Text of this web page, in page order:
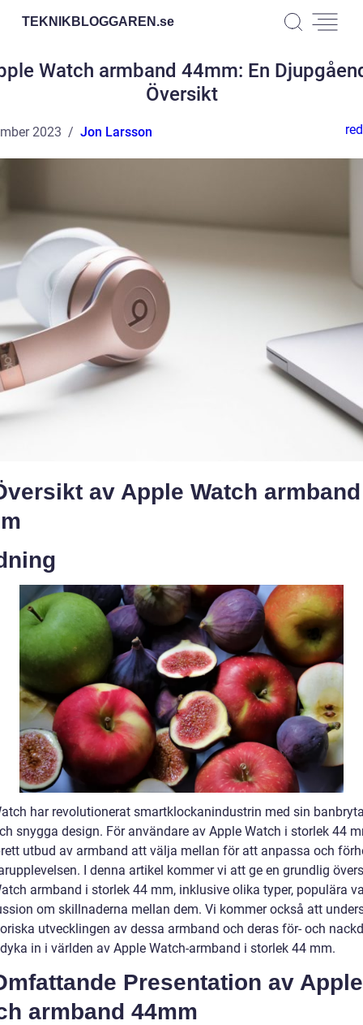
TEKNIKBLOGGAREN.se
Watch armband 44mm: En
Översikt
2023 Jon Larsson
av Apple Watch armband
har revolutionerat smartklockanindustrin med sin
snygga design. För användare av Apple Watch i storlek 44
utbud av armband att välja mellan för att anpassa och
I denna artikel kommer vi att ge en grundlig
armband i storlek 44 mm, inklusive olika typer, populära
om skillnaderna mellan dem. Vi kommer också att
utvecklingen av dessa armband och deras för- och
in i världen av Apple Watch-armband i storlek 44 mm.
Presentation av Apple
armband 44mm